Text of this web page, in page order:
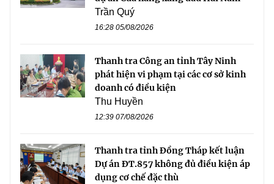
Trần Quý
16:28 05/08/2026
Thanh tra Công an tỉnh Tây Ninh
phát hiện vi phạm tại các cơ sở kinh
doanh có điều kiện
Thu Huyền
12:39 07/08/2026
Thanh tra tỉnh Đồng Tháp kết luận
Dự án ĐT.857 không đủ điều kiện áp
dụng cơ chế đặc thù